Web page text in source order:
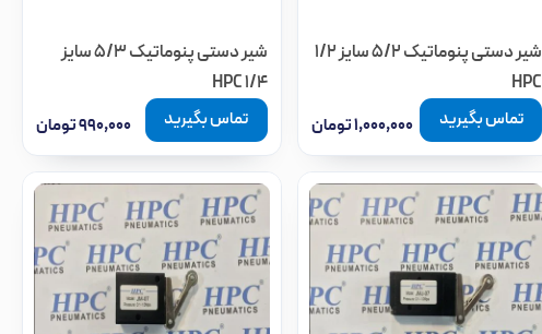
شیر دستی پنوماتیک 5/2 سایز 1/2
HPC
۱,۰۰۰,۰۰۰تومان تماس بگیرید
شیر دستی پنوماتیک 5/3 سایز
1/4 HPC
۹۹۰,۰۰۰تومان تماس بگیرید